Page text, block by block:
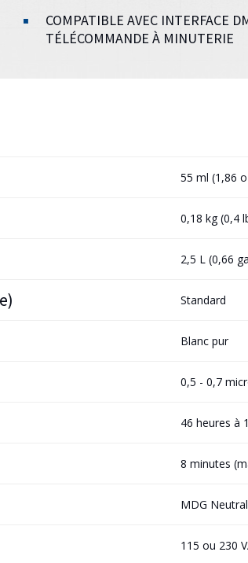
COMPATIBLE AVEC INTERFACE
TÉLÉCOMMANDE À MINUTERIE
55 ml (1,86
0,18 kg (0,4
2,5 L (0,66
Standard
Blanc pur
0,5 - 0,7
46 heures à
8 minutes
MDG Neutral
115 ou 230